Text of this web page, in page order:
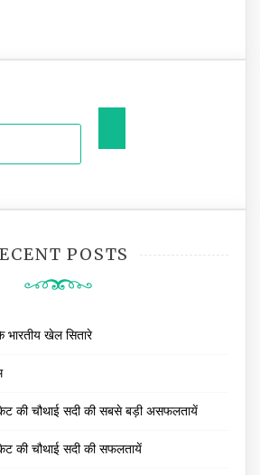
POSTS
भारतीय खेल सितारे
की चौथाई सदी की सबसे बड़ी असफलतायें
की चौथाई सदी की सफलतायें